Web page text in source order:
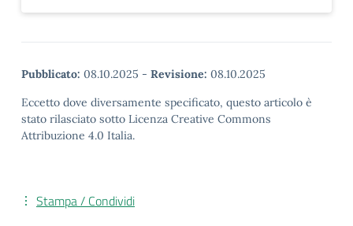
Pubblicato: 08.10.2025 - Revisione: 08.10.2025
Eccetto dove diversamente specificato, questo articolo è
stato rilasciato sotto Licenza Creative Commons
Attribuzione 4.0 Italia.
Stampa / Condividi